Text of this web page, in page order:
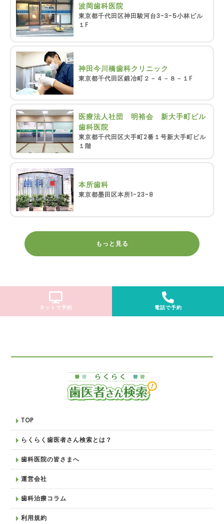
波岡歯科医院
東京都千代田区神田駿河台3-3-5小林ビル
１F
神田今川橋歯科クリニック
東京都千代田区鍛冶町２－４－８－１F
医療法人社団 明裕会 新大手町ビル
歯科医院
東京都千代田区大手町2番１号新大手町ビル
１階
本所歯科
東京都墨田区本所1-23-8
もっと見る
ネットで予約 電話で予約
TOP
らくらく歯医者さん検索とは？
歯科医院の皆さまへ
運営会社
歯科治療コラム
利用規約